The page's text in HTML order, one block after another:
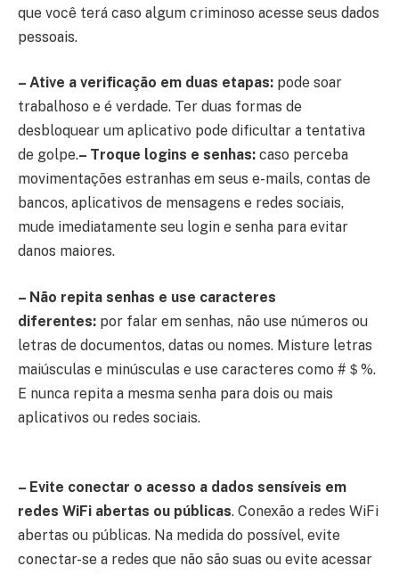
que você terá caso algum criminoso acesse seus dados
pessoais.
– Ative a verificação em duas etapas: pode soar
trabalhoso e é verdade. Ter duas formas de
desbloquear um aplicativo pode dificultar a tentativa
de golpe.– Troque logins e senhas: caso perceba
movimentações estranhas em seus e-mails, contas de
bancos, aplicativos de mensagens e redes sociais,
mude imediatamente seu login e senha para evitar
danos maiores.
– Não repita senhas e use caracteres
diferentes: por falar em senhas, não use números ou
letras de documentos, datas ou nomes. Misture letras
maiúsculas e minúsculas e use caracteres como #＄%.
E nunca repita a mesma senha para dois ou mais
aplicativos ou redes sociais.
– Evite conectar o acesso a dados sensíveis em
redes WiFi abertas ou públicas. Conexão a redes WiFi
abertas ou públicas. Na medida do possível, evite
conectar-se a redes que não são suas ou evite acessar